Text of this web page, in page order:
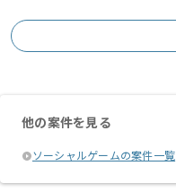
他の案件を見る
ソーシャルゲームの案件一覧